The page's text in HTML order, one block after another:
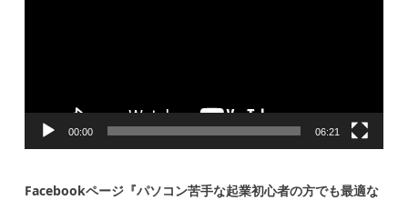
00:00 06:21
Facebookページ『パソコン苦手な起業初心者の方でも最適な